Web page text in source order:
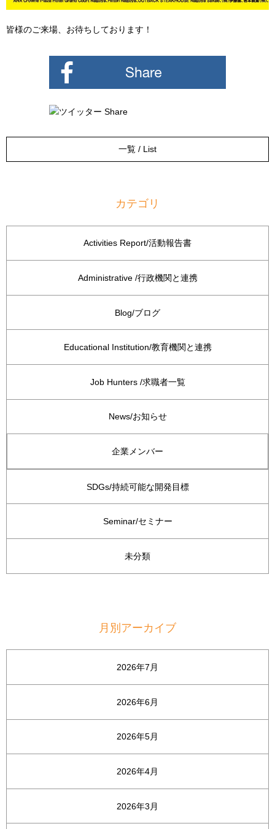
皆様のご来場、お待ちしております！
一覧 / List
カテゴリ
Activities Report/活動報告書
Administrative /行政機関と連携
Blog/ブログ
Educational Institution/教育機関と連携
Job Hunters /求職者一覧
News/お知らせ
企業メンバー
SDGs/持続可能な開発目標
Seminar/セミナー
未分類
月別アーカイブ
2026年7月
2026年6月
2026年5月
2026年4月
2026年3月